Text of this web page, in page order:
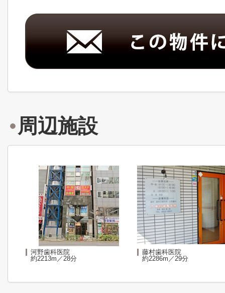
周辺施設
河野歯科医院
約2213m／28分
藤村歯科医院
約2286m／29分